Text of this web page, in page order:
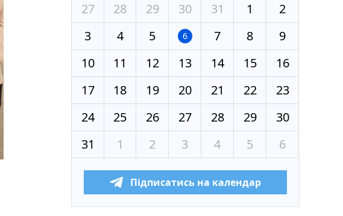
27 28 29 30 31 1
2
3
4 5 6 7 8
9
10
11 12 13 14 15
16
17
18 19 20 21 22
23
24
25 26 27 28 29
30
31
1 2 3 4 5 6
Підписатись на календар